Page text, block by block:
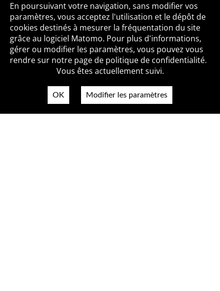
Qui sommes-nous ? Mentions légales
Accessibilité
Politique de confidentialité
Contact
En poursuivant votre navigation, sans modifier vos
paramètres, vous acceptez l'utilisation et le dépôt de
cookies destinés à mesurer la fréquentation du site
grâce au logiciel Matomo. Pour plus d'informations,
gérer ou modifier les paramètres, vous pouvez vous
rendre sur notre page de politique de confidentialité.
Vous êtes actuellement suivi.
OK Modifier les paramètres